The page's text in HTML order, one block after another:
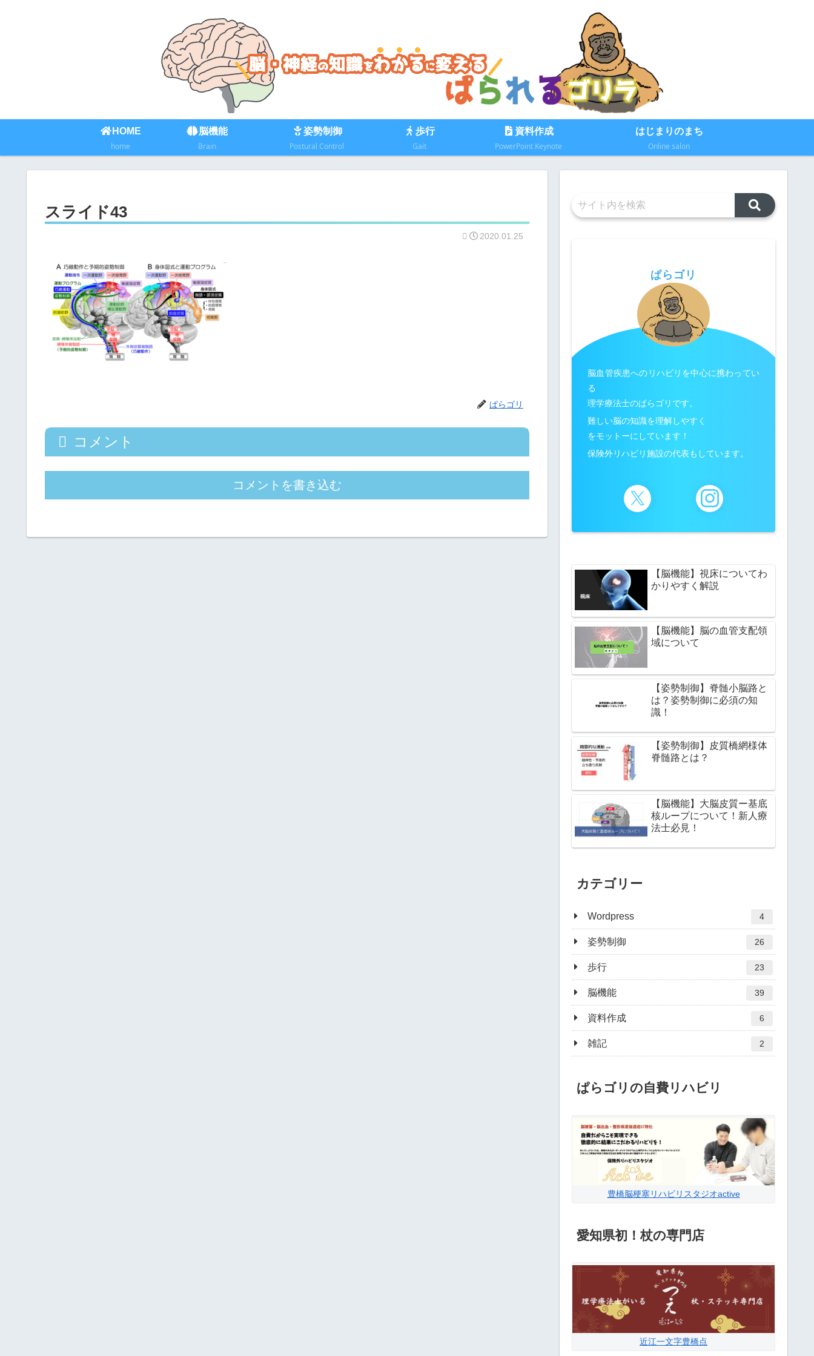
HOME
home
脳機能
Brain
姿勢制御
Postural Control
歩行
Gait
資料作成
PowerPoint Keynote
はじまりのまち
Online salon
スライド43
2020.01.25
ぱらゴリ
コメント
コメントを書き込む
ぱらゴリ
脳血管疾患へのリハビリを中心に携わってい
る
理学療法士のぱらゴリです。
難しい脳の知識を理解しやすく
をモットーにしています！
保険外リハビリ施設の代表もしています。
【脳機能】視床についてわ
かりやすく解説
【脳機能】脳の血管支配領
域について
【姿勢制御】脊髄小脳路と
は？姿勢制御に必須の知
識！
【姿勢制御】皮質橋網様体
脊髄路とは？
【脳機能】大脳皮質ー基底
核ループについて！新人療
法士必見！
カテゴリー
Wordpress 4
姿勢制御 26
歩行 23
脳機能 39
資料作成 6
雑記 2
ぱらゴリの自費リハビリ
豊橋脳梗塞リハビリスタジオactive
愛知県初！杖の専門店
近江一文字豊橋点